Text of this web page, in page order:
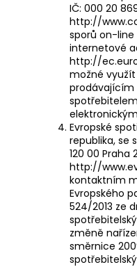
IČ: 000 20
http://
sporů on-
internetové
http://
možné
prodávajícím
Evropské
republika, se
120 00 Praha
http://
kontaktním
Evropského
524/2013 ze
změně
směrnice